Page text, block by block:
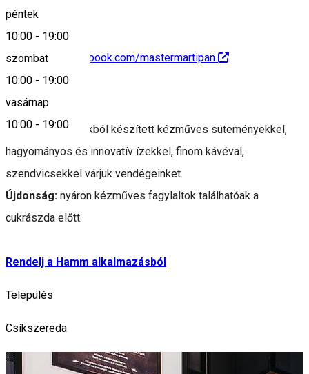
péntek
10:00 - 19:00
szombat
10:00 - 19:00
vasárnap
10:00 - 19:00
https://www.facebook.com/mastermartipan
Leírás
Helyi alapanyagokból készített kézműves süteményekkel,
hagyományos és innovatív ízekkel, finom kávéval,
szendvicsekkel várjuk vendégeinket.
Újdonság: nyáron kézműves fagylaltok találhatóak a
cukrászda előtt.
Rendelj a Hamm alkalmazásból
Település
Csíkszereda